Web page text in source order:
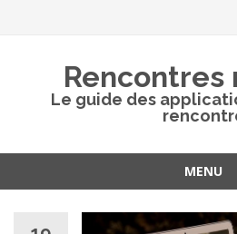
Rencontres
Le guide des
MENU